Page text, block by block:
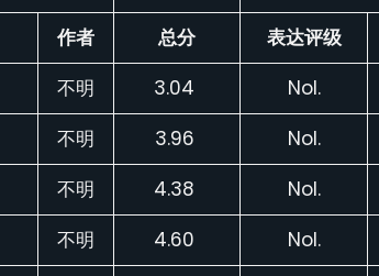
作者 总分 表达评级
不明 3.04 Nol.
不明 3.96 Nol.
不明 4.38 Nol.
不明 4.60 Nol.